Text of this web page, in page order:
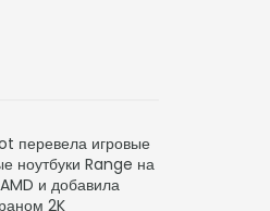
перевела игровые
ноутбуки Range на
и добавила
2K